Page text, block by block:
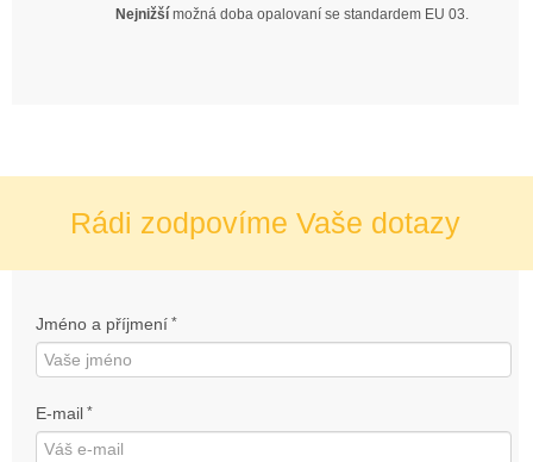
Nejnižší možná doba opalovaní se standardem EU 03.
Rádi zodpovíme Vaše dotazy
Jméno a příjmení *
E-mail *